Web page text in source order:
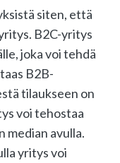
siten, että
B2C-yritys
joka voi tehdä
B2B-
tilaukseen on
voi tehostaa
median avulla.
yritys voi